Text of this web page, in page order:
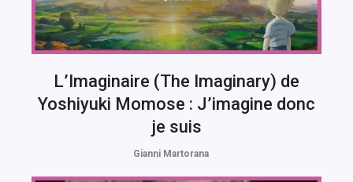
L’Imaginaire (The Imaginary) de
Yoshiyuki Momose : J’imagine donc
je suis
Gianni Martorana